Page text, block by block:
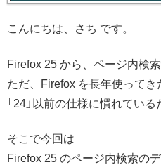
こんにちは、さち です。
Firefox 25 から、ページ内検
ただ、Firefox を長年使ってき
「24」以前の仕様に慣れてい
そこで今回は
Firefox 25 のページ内検索の